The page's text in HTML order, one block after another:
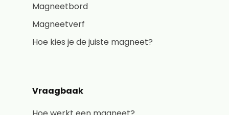
Magneetbord
Magneetverf
Hoe kies je de juiste magneet?
Vraagbaak